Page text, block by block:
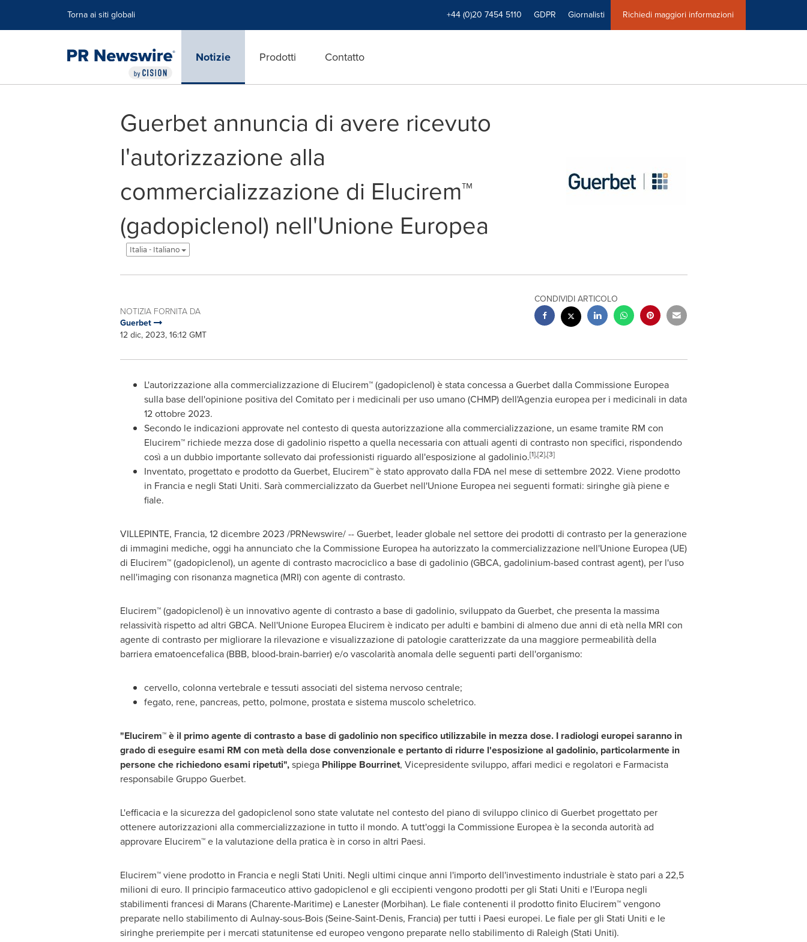
Torna ai siti globali +44 (0)20 7454 5110 GDPR Giornalisti Richiedi maggiori informazioni
Notizie Prodotti Contatto
Guerbet annuncia di avere ricevuto
l'autorizzazione alla
commercializzazione di Elucirem™
(gadopiclenol) nell'Unione Europea
Italia - Italiano
NOTIZIA FORNITA DA
Guerbet
12 dic, 2023, 16:12 GMT
CONDIVIDI ARTICOLO
L'autorizzazione alla commercializzazione di Elucirem™ (gadopiclenol) è stata concessa a Guerbet dalla Commissione Europea
sulla base dell'opinione positiva del Comitato per i medicinali per uso umano (CHMP) dell'Agenzia europea per i medicinali in data
12 ottobre 2023.
Secondo le indicazioni approvate nel contesto di questa autorizzazione alla commercializzazione, un esame tramite RM con
Elucirem™ richiede mezza dose di gadolinio rispetto a quella necessaria con attuali agenti di contrasto non specifici, rispondendo
così a un dubbio importante sollevato dai professionisti riguardo all'esposizione al gadolinio.[1],[2],[3]
Inventato, progettato e prodotto da Guerbet, Elucirem™ è stato approvato dalla FDAnel mese di settembre 2022. Viene prodotto
in Francia e negli Stati Uniti. Sarà commercializzato daGuerbetnell'Unione Europea nei seguenti formati: siringhe già piene e
fiale.
VILLEPINTE, Francia, 12 dicembre 2023 /PRNewswire/ -- Guerbet, leader globale nel settore dei prodotti di contrasto per la generazione
di immagini mediche, oggi ha annunciato che la Commissione Europea ha autorizzato la commercializzazione nell'Unione Europea (UE)
di Elucirem™ (gadopiclenol), un agente di contrasto macrociclico a base di gadolinio (GBCA, gadolinium-based contrast agent), per l'uso
nell'imaging con risonanza magnetica (MRI) con agente di contrasto.
Elucirem™ (gadopiclenol) è un innovativo agente di contrasto a base di gadolinio, sviluppato da Guerbet, che presenta la massima
relassività rispetto ad altri GBCA. Nell'Unione Europea Elucirem è indicato per adulti e bambini di almeno due anni di età nella MRI con
agente di contrasto per migliorare la rilevazione e visualizzazione di patologie caratterizzate da una maggiore permeabilità della
barriera ematoencefalica (BBB, blood-brain-barrier) e/o vascolarità anomala delle seguenti parti dell'organismo:
cervello, colonna vertebrale e tessuti associati del sistema nervoso centrale;
fegato, rene, pancreas, petto, polmone, prostata e sistema muscolo scheletrico.
"Elucirem™ è il primo agente di contrasto a base di gadolinio non specifico utilizzabile in mezza dose. I radiologi europei saranno in
grado di eseguire esami RM con metà della dose convenzionale e pertanto di ridurre l'esposizione al gadolinio, particolarmente in
persone che richiedono esami ripetuti",spiega Philippe Bourrinet, Vicepresidente sviluppo, affari medici e regolatori e Farmacista
responsabile Gruppo Guerbet.
L'efficacia e la sicurezza del gadopiclenol sono state valutate nel contesto del piano di sviluppo clinico di Guerbet progettato per
ottenere autorizzazioni alla commercializzazione in tutto il mondo. A tutt'oggi la Commissione Europea è la seconda autorità ad
approvare Elucirem™ e la valutazione della pratica è in corso in altri Paesi.
Elucirem™ viene prodotto in Francia e negli Stati Uniti. Negli ultimi cinque anni l'importo dell'investimento industriale è stato pari a 22,5
milioni di euro. Il principio farmaceutico attivo gadopiclenol e gli eccipienti vengono prodotti per gli Stati Uniti e l'Europa negli
stabilimenti francesi di Marans (Charente-Maritime) e Lanester (Morbihan). Le fiale contenenti il prodotto finito Elucirem™ vengono
preparate nello stabilimento di Aulnay-sous-Bois (Seine-Saint-Denis, Francia) per tutti i Paesi europei. Le fiale per gli Stati Uniti e le
siringhe preriempite per i mercati statunitense ed europeo vengono preparate nello stabilimento di Raleigh (Stati Uniti).